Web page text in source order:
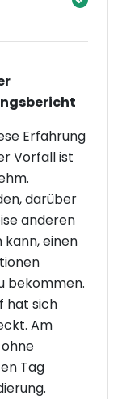
Erfahrung
Vorfall ist
darüber
anderen
einen
bekommen.
hat sich
Am
Tag